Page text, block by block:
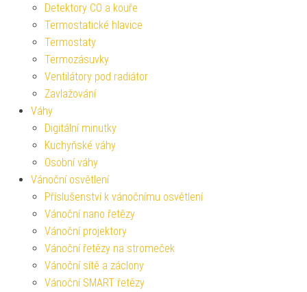
Detektory CO a kouře
Termostatické hlavice
Termostaty
Termozásuvky
Ventilátory pod radiátor
Zavlažování
Váhy
Digitální minutky
Kuchyňské váhy
Osobní váhy
Vánoční osvětlení
Příslušenství k vánočnímu osvětlení
Vánoční nano řetězy
Vánoční projektory
Vánoční řetězy na stromeček
Vánoční sítě a záclony
Vánoční SMART řetězy